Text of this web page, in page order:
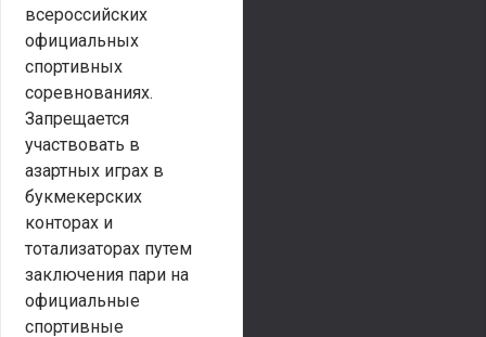
всероссийских
официальных
спортивных
соревнованиях.
Запрещается
участвовать в
азартных играх в
букмекерских
конторах и
тотализаторах путем
заключения пари на
официальные
спортивные